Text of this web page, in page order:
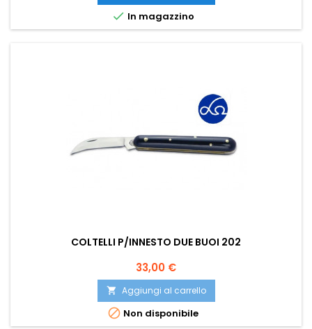
 In magazzino
COLTELLI P/INNESTO DUE BUOI 202
Prezzo
33,00 €
 Aggiungi al carrello
 Non disponibile